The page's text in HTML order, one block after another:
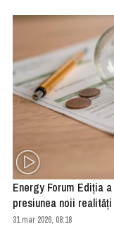
Energy Forum Ediția
presiunea noii realități
31 mar 2026, 08:18